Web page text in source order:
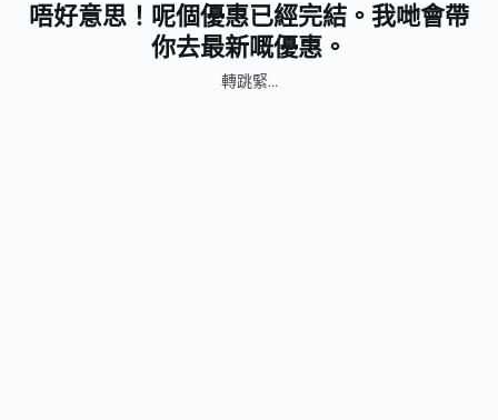
唔好意思！呢個優惠已經完結。我哋會帶
你去最新嘅優惠。
轉跳緊...